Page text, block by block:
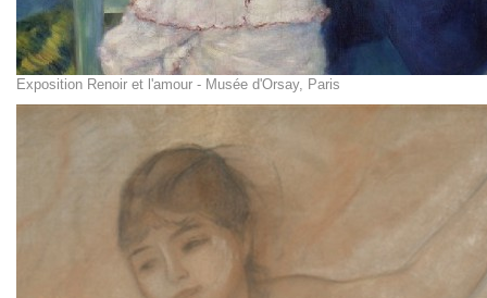
Exposition Renoir et l'amour - Musée d'Orsay, Paris